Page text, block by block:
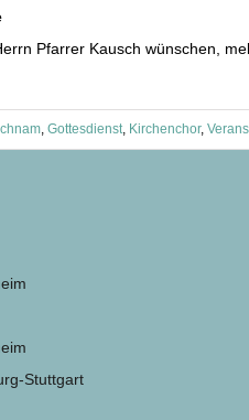
Pfarrer Kausch wünschen,
, Gottesdienst, Kirchenchor,
Stuttgart